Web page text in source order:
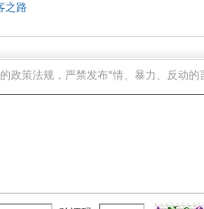
之路
政策法规，严禁发布*情、暴力、反动的